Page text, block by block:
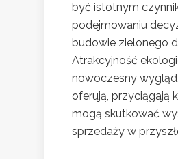
być istotnym
podejmowaniu
budowie zielonego
Atrakcyjność
nowoczesny
oferują, przyciągają
mogą skutkować
sprzedaży w